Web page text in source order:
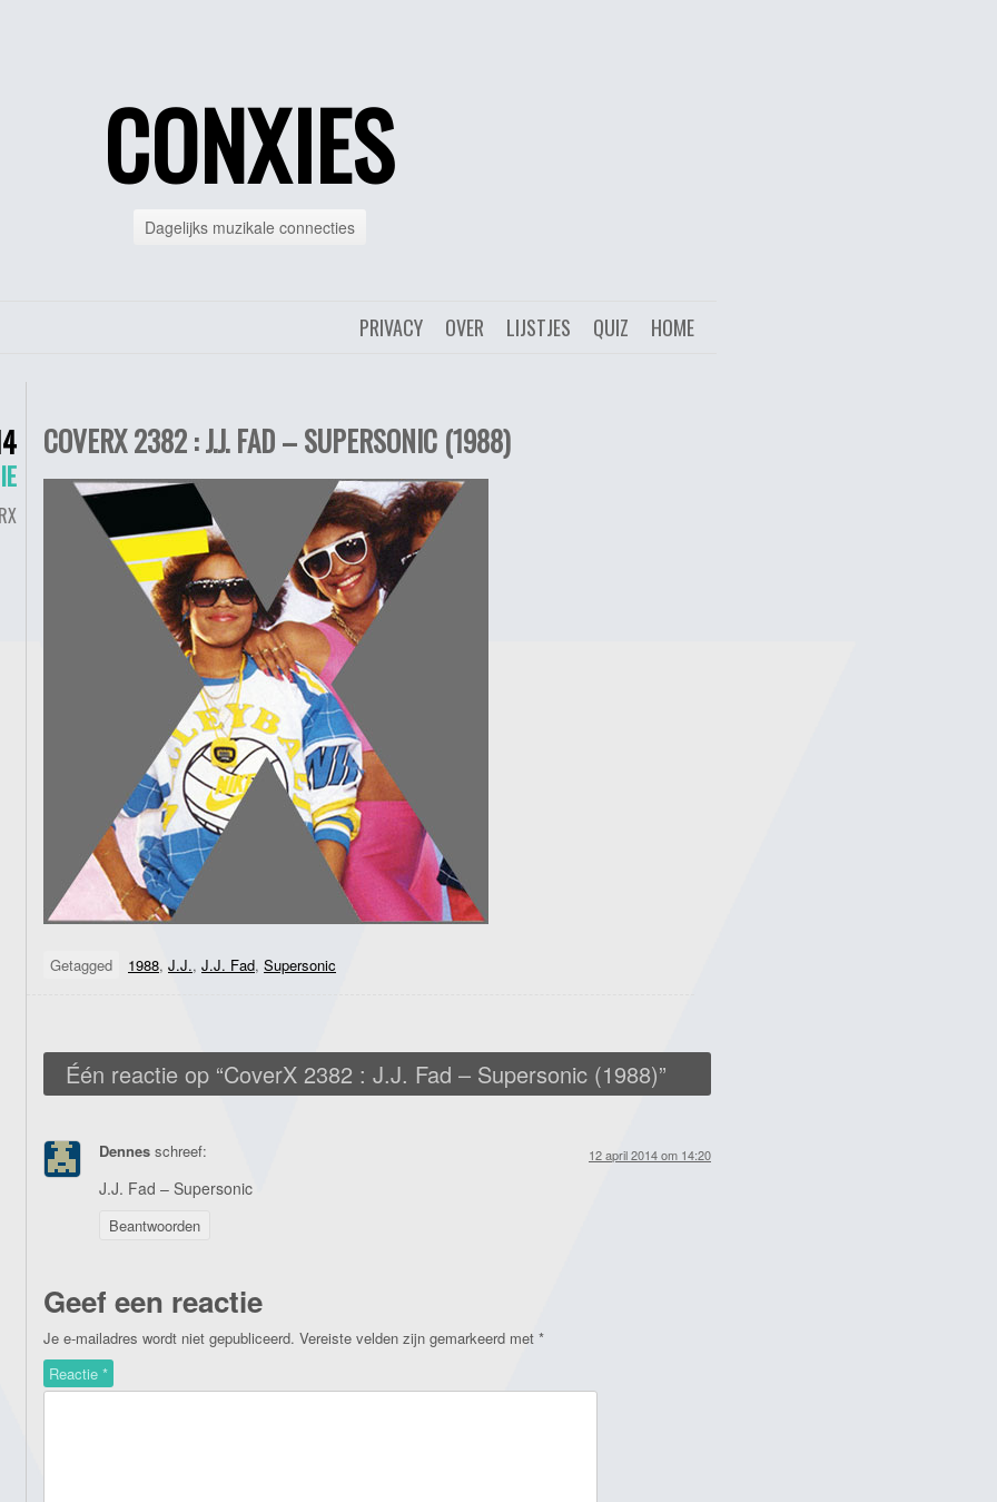
CONXIES
Dagelijks muzikale connecties
HOME
QUIZ
LIJSTJES
OVER
PRIVACY
COVERX 2382 : J.J. FAD – SUPERSONIC (1988)
Getagged 1988, J.J., J.J. Fad, Supersonic
Één reactie op “CoverX 2382 : J.J. Fad – Supersonic (1988)”
Dennes schreef: 12 april 2014 om 14:20
J.J. Fad – Supersonic
Beantwoorden
Geef een reactie
Je e-mailadres wordt niet gepubliceerd. Vereiste velden zijn gemarkeerd met *
Reactie *